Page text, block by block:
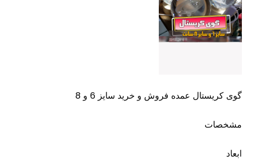
گوی کریستال عمده فروش و خرید سایز 6 و 8
مشخصات
ابعاد